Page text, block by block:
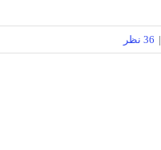
| 36 نظر